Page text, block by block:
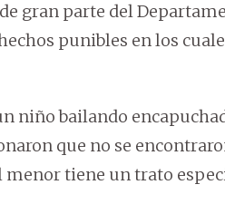
gran parte del
punibles en los
niño bailando
que no se
tiene un trato